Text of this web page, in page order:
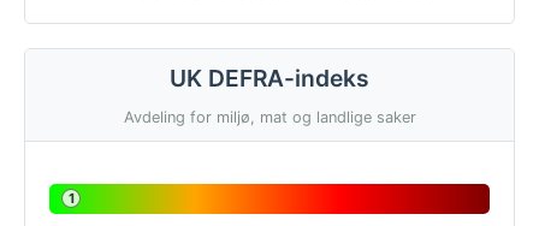
UK DEFRA-indeks
Avdeling for miljø, mat og landlige saker
1